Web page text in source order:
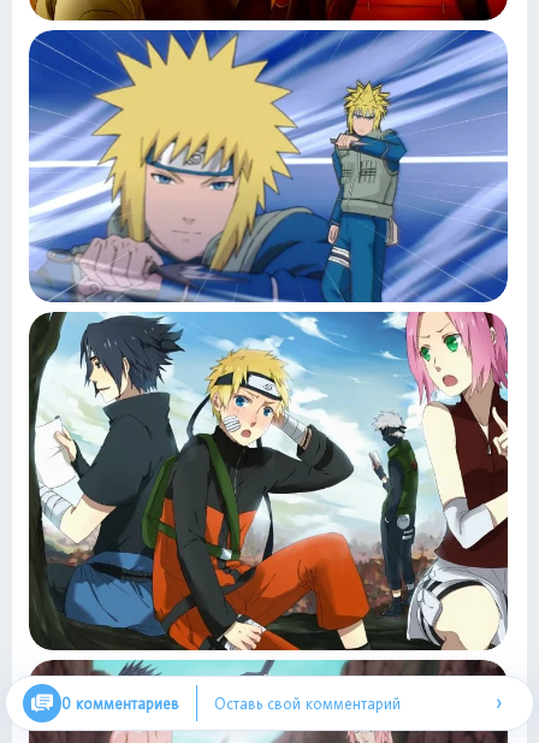
0 комментариев Оставь свой комментарий ›